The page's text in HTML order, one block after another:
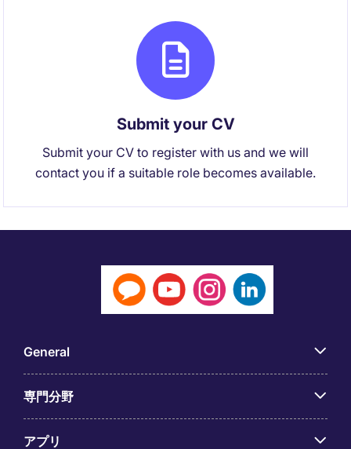
Submit your CV
Submit your CV to register with us and we will
contact you if a suitable role becomes available.
General
専門分野
アプリ